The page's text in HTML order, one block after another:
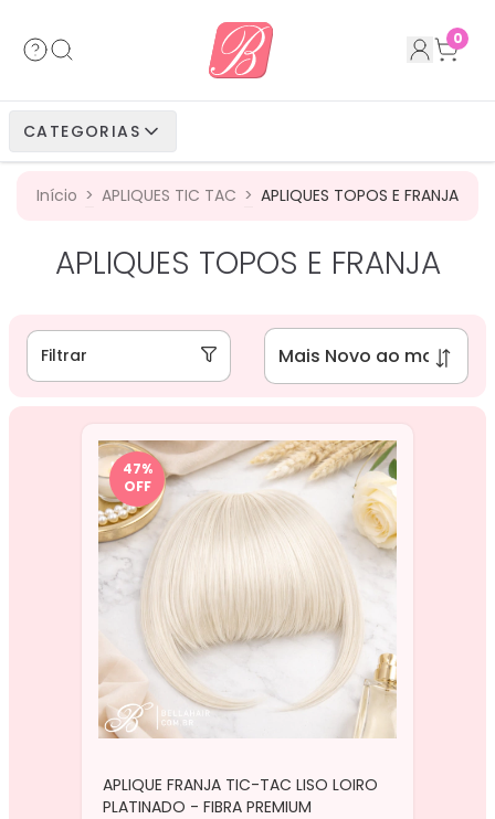
0
CATEGORIAS
Cabelos Humanos
Cabelos Bio Vegetais
Cabelos Humanos
Cabelos Bio Vegetais
Cabelos Bio Fibra
Início > APLIQUES TIC TAC > APLIQUES TOPOS E FRANJA
APLIQUES TOPOS E FRANJA
Filtrar
47%
OFF
APLIQUE FRANJA TIC-TAC LISO LOIRO
PLATINADO - FIBRA PREMIUM